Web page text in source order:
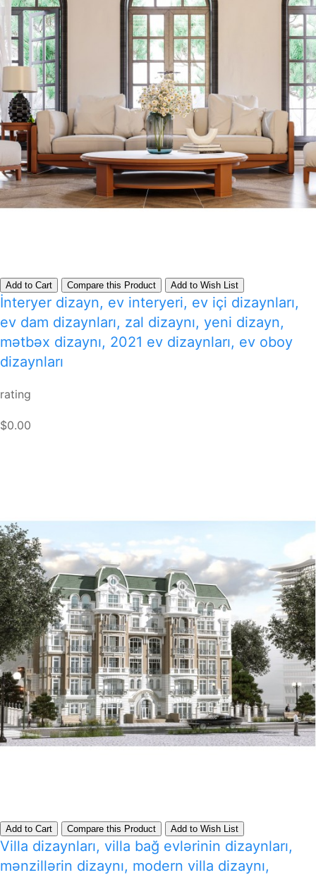
Add to Cart Compare this Product Add to Wish List
İnteryer dizayn, ev interyeri, ev içi dizaynları,
ev dam dizaynları, zal dizaynı, yeni dizayn,
mətbəx dizaynı, 2021 ev dizaynları, ev oboy
dizaynları
rating
$0.00
Add to Cart Compare this Product Add to Wish List
Villa dizaynları, villa bağ evlərinin dizaynları,
mənzillərin dizaynı, modern villa dizaynı,